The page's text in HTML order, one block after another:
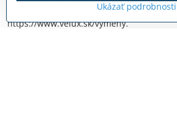
viac ako 60 %. Zariaďte si hrejivý domov na
https://www.velux.sk/vymeny.
Ukázať podrobnosti